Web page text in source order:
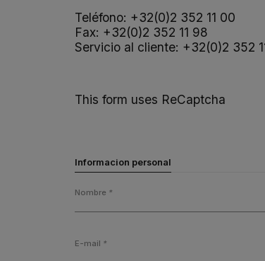
Teléfono: +32(0)2 352 11 00
Fax: +32(0)2 352 11 98
Servicio al cliente: +32(0)2 352
This form uses ReCaptcha
Informacion personal
Nombre *
E-mail *